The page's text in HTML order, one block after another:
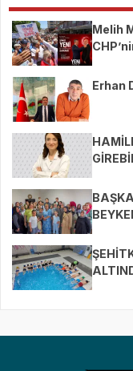
Melih
Erhan